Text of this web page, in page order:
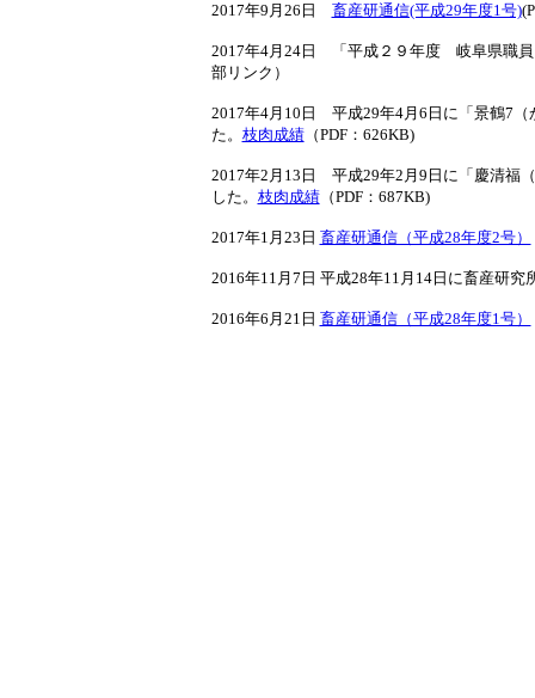
2017年9月26日 畜産研通信(平成29年度1号)
2017年4月24日 「平成２９年度 岐阜県職員
部リンク）
2017年4月10日 平成29年4月6日に「景鶴7（
た。 枝肉成績（PDF：626KB)
2017年2月13日 平成29年2月9日に「慶清福
した。 枝肉成績（PDF：687KB)
2017年1月23日 畜産研通信（平成28年度2号）
2016年11月7日 平成28年11月14日に畜産研
2016年6月21日 畜産研通信（平成28年度1号）